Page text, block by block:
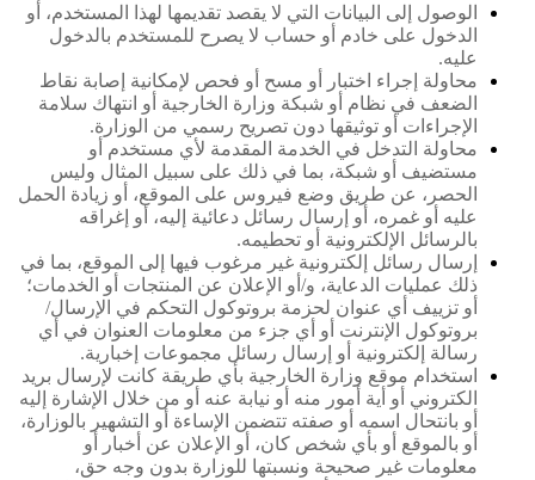
الوصول إلى البيانات التي لا يقصد تقديمها لهذا المستخدم، أو
الدخول على خادم أو حساب لا يصرح للمستخدم بالدخول
عليه.
محاولة إجراء اختبار أو مسح أو فحص لإمكانية إصابة نقاط
الضعف في نظام أو شبكة وزارة الخارجية أو انتهاك سلامة
الإجراءات أو توثيقها دون تصريح رسمي من الوزارة.
محاولة التدخل في الخدمة المقدمة لأي مستخدم أو
مستضيف أو شبكة، بما في ذلك على سبيل المثال وليس
الحصر، عن طريق وضع فيروس على الموقع، أو زيادة الحمل
عليه أو غمره، أو إرسال رسائل دعائية إليه، أو إغراقه
بالرسائل الإلكترونية أو تحطيمه.
إرسال رسائل إلكترونية غير مرغوب فيها إلى الموقع، بما في
ذلك عمليات الدعاية، و/أو الإعلان عن المنتجات أو الخدمات؛
أو تزييف أي عنوان لحزمة بروتوكول التحكم في الإرسال/
بروتوكول الإنترنت أو أي جزء من معلومات العنوان في أي
رسالة إلكترونية أو إرسال رسائل مجموعات إخبارية.
استخدام موقع وزارة الخارجية بأي طريقة كانت لإرسال بريد
الكتروني أو أية أمور منه أو نيابة عنه أو من خلال الإشارة إليه
أو بانتحال اسمه أو صفته تتضمن الإساءة أو التشهير بالوزارة،
أو بالموقع أو بأي شخص كان، أو الإعلان عن أخبار أو
معلومات غير صحيحة ونسبتها للوزارة بدون وجه حق،